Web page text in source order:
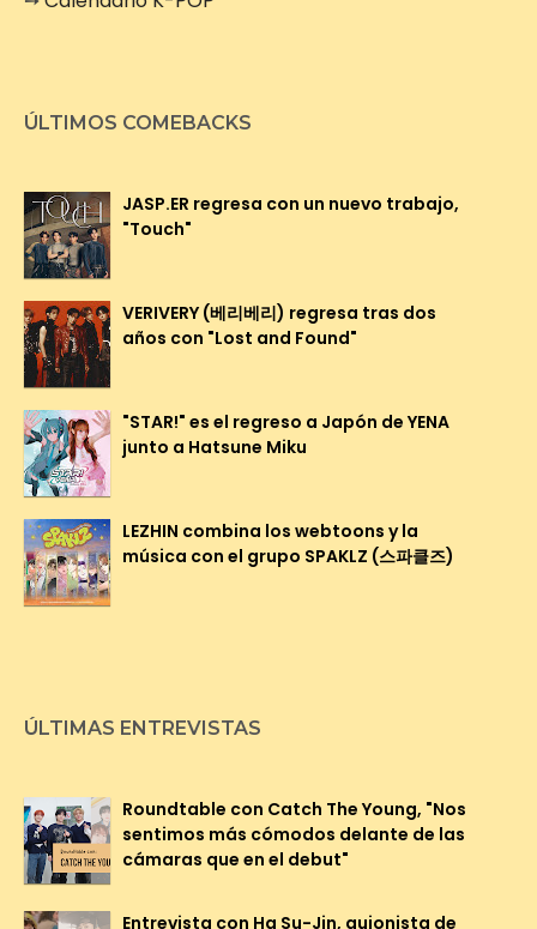
ÚLTIMOS COMEBACKS
JASP.ER regresa con un nuevo trabajo,
"Touch"
VERIVERY (베리베리) regresa tras dos
años con "Lost and Found"
"STAR!" es el regreso a Japón de YENA
junto a Hatsune Miku
LEZHIN combina los webtoons y la
música con el grupo SPAKLZ (스파클즈)
ÚLTIMAS ENTREVISTAS
Roundtable con Catch The Young, "Nos
sentimos más cómodos delante de las
cámaras que en el debut"
Entrevista con Ha Su-Jin, guionista de